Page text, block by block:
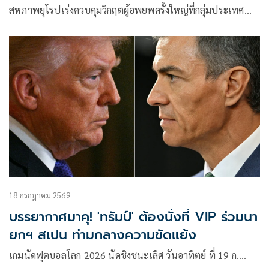
สหภาพยุโรปเร่งควบคุมวิกฤตผู้อพยพครั้งใหญ่ที่กลุ่มประเทศ…
18 กรกฎาคม 2569
บรรยากาศมาคุ! 'ทรัมป์' ต้องนั่งที่ VIP ร่วมนา
ยกฯ สเปน ท่ามกลางความขัดแย้ง
เกมนัดฟุตบอลโลก 2026 นัดชิงชนะเลิศ วันอาทิตย์ ที่ 19 ก.…